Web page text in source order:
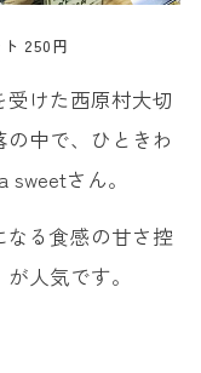
ト 250円
けた西原村大切
中で、ひときわ
sweetさん。
なる食感の甘さ控
人気です。